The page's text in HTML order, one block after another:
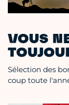
VOUS
Sélection des
coup toute